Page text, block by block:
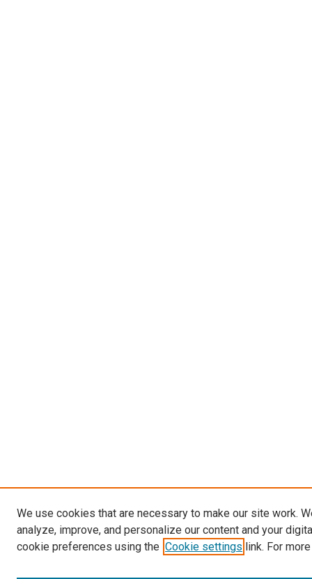
We use cookies that are necessary to make our site work.
analyze, improve, and personalize our content and your
cookie preferences using the Cookie settings link. For